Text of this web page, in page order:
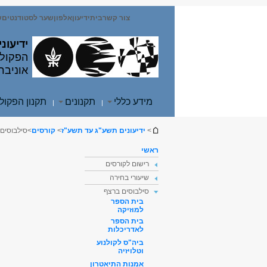
צור קשרביתידיעוןאלפוןשער לסטודנטים
מידע כללי תקנונים תקנון
הינך נמצא כאן
> ידיעונים תשע"ג עד תשע"ז> קורסים>
ראשי
רישום לקורסים
שיעורי בחירה
סילבוסים ברצף
בית הספר
למוזיקה
בית הספר
לאדריכלות
ביה"ס לקולנוע
וטלויזיה
אמנות התיאטרון